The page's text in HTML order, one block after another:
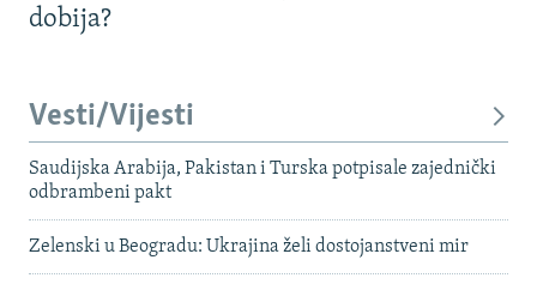
dobija?
Vesti/Vijesti
Saudijska Arabija, Pakistan i Turska potpisale zajednički
odbrambeni pakt
Zelenski u Beogradu: Ukrajina želi dostojanstveni mir